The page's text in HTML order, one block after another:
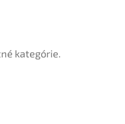
kategórie.